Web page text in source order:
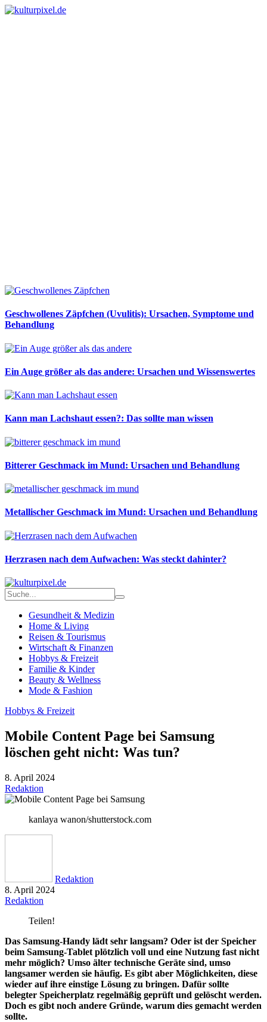
Geschwollenes Zäpfchen (Uvulitis): Ursachen, Symptome und
Behandlung
Ein Auge größer als das andere: Ursachen und Wissenswertes
Kann man Lachshaut essen?: Das sollte man wissen
Bitterer Geschmack im Mund: Ursachen und Behandlung
Metallischer Geschmack im Mund: Ursachen und Behandlung
Herzrasen nach dem Aufwachen: Was steckt dahinter?
Gesundheit & Medizin
Home & Living
Reisen & Tourismus
Wirtschaft & Finanzen
Hobbys & Freizeit
Familie & Kinder
Beauty & Wellness
Mode & Fashion
Hobbys & Freizeit
Mobile Content Page bei Samsung
löschen geht nicht: Was tun?
8. April 2024
Redaktion
kanlaya wanon/shutterstock.com
Redaktion
8. April 2024
Redaktion
Teilen!
Das Samsung-Handy lädt sehr langsam? Oder ist der Speicher
beim Samsung-Tablet plötzlich voll und eine Nutzung fast nicht
mehr möglich? Umso älter technische Geräte sind, umso
langsamer werden sie häufig. Es gibt aber Möglichkeiten, diese
wieder auf ihre einstige Lösung zu bringen. Dafür sollte
belegter Speicherplatz regelmäßig geprüft und gelöscht werden.
Doch es gibt noch andere Gründe, warum dies gemacht werden
sollte.